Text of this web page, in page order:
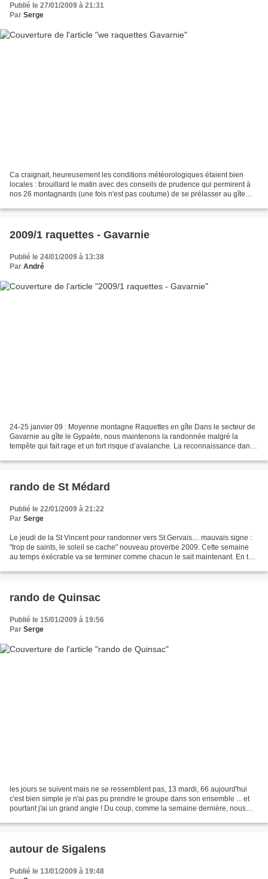
Publié le 27/01/2009 à 21:31
Par Serge
Ca craignait, heureusement les conditions météorologiques étaient bien
locales : brouillard le matin avec des conseils de prudence qui permirent à
nos 26 montagnards (une fois n'est pas coutume) de se prélasser au gîte
2009/1 raquettes - Gavarnie
Publié le 24/01/2009 à 13:38
Par André
24-25 janvier 09 : Moyenne montagne Raquettes en gîte Dans le secteur de
Gavarnie au gîte le Gypaète, nous maintenons la randonnée malgré la
tempête qui fait rage et un fort risque d’avalanche. La reconnaissance dans
rando de St Médard
Publié le 22/01/2009 à 21:22
Par Serge
Le jeudi de la St Vincent pour randonner vers St Gervais.... mauvais signe :
"trop de saints, le soleil se cache" nouveau proverbe 2009. Cette semaine
au temps éxécrable va se terminer comme chacun le sait maintenant. En tout
rando de Quinsac
Publié le 15/01/2009 à 19:56
Par Serge
les jours se suivent mais ne se ressemblent pas, 13 mardi, 66 aujourd'hui
c'est bien simple je n'ai pas pu prendre le groupe dans son ensemble ... et
pourtant j'ai un grand angle ! Du coup, comme la semaine dernière, nous
autour de Sigalens
Publié le 13/01/2009 à 19:48